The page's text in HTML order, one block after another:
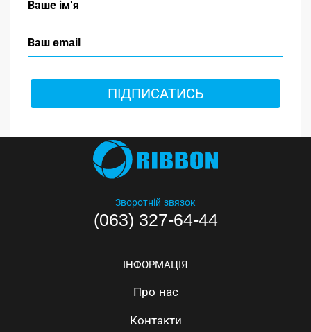
ПІДПИСАТИСЬ
Зворотній звязок
(063) 327-64-44
ІНФОРМАЦІЯ
Про нас
Контакти